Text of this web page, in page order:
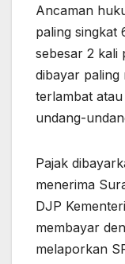
Ancaman
paling singkat
sebesar 2 kali
dibayar paling
terlambat
undang-
Pajak
menerima
DJP
membayar
melaporkan